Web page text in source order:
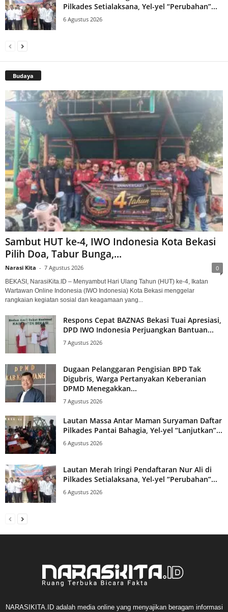
Pilkades Setialaksana, Yel-yel “Perubahan”...
6 Agustus 2026
Budaya
Sambut HUT ke-4, IWO Indonesia Kota Bekasi
Pilih Doa, Tabur Bunga,...
Narasi Kita - 7 Agustus 2026 0
BEKASI, NarasiKita.ID – Menyambut Hari Ulang Tahun (HUT) ke-4, Ikatan
Wartawan Online Indonesia (IWO Indonesia) Kota Bekasi menggelar
rangkaian kegiatan sosial dan keagamaan yang...
Respons Cepat BAZNAS Bekasi Tuai Apresiasi,
DPD IWO Indonesia Perjuangkan Bantuan...
7 Agustus 2026
Dugaan Pelanggaran Pengisian BPD Tak
Digubris, Warga Pertanyakan Keberanian
DPMD Menegakkan...
7 Agustus 2026
Lautan Massa Antar Maman Suryaman Daftar
Pilkades Pantai Bahagia, Yel-yel “Lanjutkan”...
6 Agustus 2026
Lautan Merah Iringi Pendaftaran Nur Ali di
Pilkades Setialaksana, Yel-yel “Perubahan”...
6 Agustus 2026
NARASIKITA.ID adalah media online yang menyajikan beragam informasi